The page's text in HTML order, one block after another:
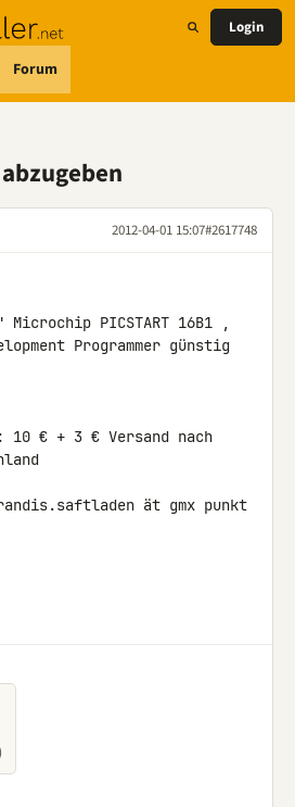
Forum
Login
abzugeben
2012-04-01 15:07#2617748
PICSTART 16B1 ,
Programmer günstig
€ + 3 € Versand nach
ät gmx punkt